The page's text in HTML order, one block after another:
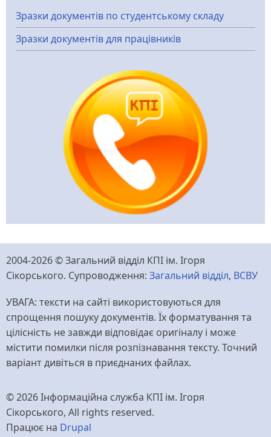
Зразки документів по студентському складу
Зразки документів для працівників
2004-2026 © Загальний відділ КПІ ім. Ігоря
Сікорського. Супроводження: Загальний відділ, ВСВУ
УВАГА: тексти на сайті використовуються для
спрощення пошуку документів. Їх форматування та
цілісність не завжди відповідає оригіналу і може
містити помилки після розпізнавання тексту. Точний
варіант дивіться в приєднаних файлах.
© 2026 Інформаційна служба КПІ ім. Ігоря
Сікорського, All rights reserved.
Працює на Drupal